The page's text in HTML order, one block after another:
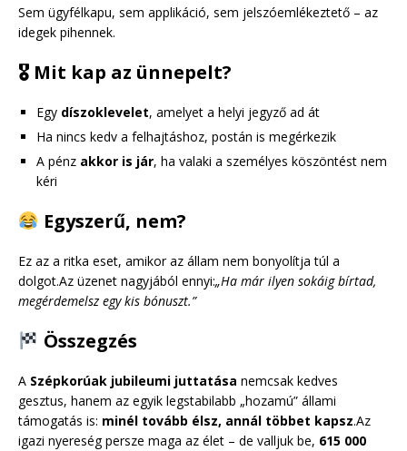
Sem ügyfélkapu, sem applikáció, sem jelszóemlékeztető – az
idegek pihennek.
🎖 Mit kap az ünnepelt?
Egy díszoklevelet, amelyet a helyi jegyző ad át
Ha nincs kedv a felhajtáshoz, postán is megérkezik
A pénz akkor is jár, ha valaki a személyes köszöntést nem
kéri
Egyszerű, nem?
Ez az a ritka eset, amikor az állam nem bonyolítja túl a
dolgot.Az üzenet nagyjából ennyi:„Ha már ilyen sokáig bírtad,
megérdemelsz egy kis bónuszt.”
Összegzés
A Szépkorúak jubileumi juttatása nemcsak kedves
gesztus, hanem az egyik legstabilabb „hozamú” állami
támogatás is: minél tovább élsz, annál többet kapsz.Az
igazi nyereség persze maga az élet – de valljuk be, 615 000